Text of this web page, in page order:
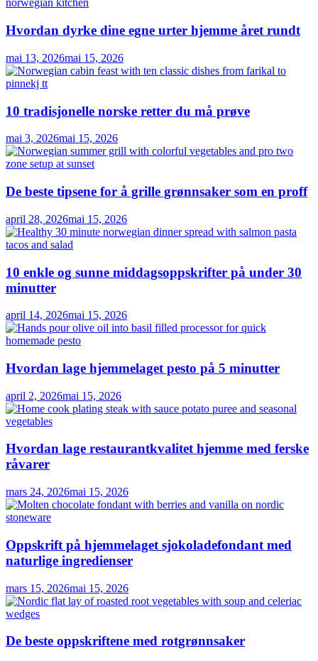
Hvordan dyrke dine egne urter hjemme året rundt
mai 13, 2026mai 15, 2026
10 tradisjonelle norske retter du må prøve
mai 3, 2026mai 15, 2026
De beste tipsene for å grille grønnsaker som en proff
april 28, 2026mai 15, 2026
10 enkle og sunne middagsoppskrifter på under 30
minutter
april 14, 2026mai 15, 2026
Hvordan lage hjemmelaget pesto på 5 minutter
april 2, 2026mai 15, 2026
Hvordan lage restaurantkvalitet hjemme med ferske
råvarer
mars 24, 2026mai 15, 2026
Oppskrift på hjemmelaget sjokoladefondant med
naturlige ingredienser
mars 15, 2026mai 15, 2026
De beste oppskriftene med rotgrønnsaker